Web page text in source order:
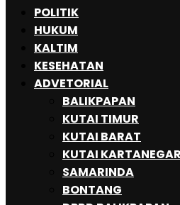
POLITIK
HUKUM
KALTIM
KESEHATAN
ADVETORIAL
BALIKPAPAN
KUTAI TIMUR
KUTAI BARAT
KUTAI
SAMARINDA
BONTANG